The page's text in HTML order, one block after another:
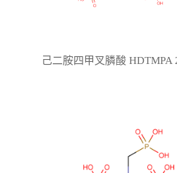
己二胺四甲叉膦酸 HDTMPA